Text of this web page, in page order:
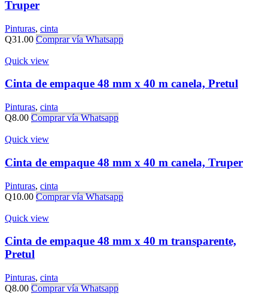
Truper
Pinturas, cinta
Q31.00 Comprar vía Whatsapp
Quick view
Cinta de empaque 48 mm x 40 m canela, Pretul
Pinturas, cinta
Q8.00 Comprar vía Whatsapp
Quick view
Cinta de empaque 48 mm x 40 m canela, Truper
Pinturas, cinta
Q10.00 Comprar vía Whatsapp
Quick view
Cinta de empaque 48 mm x 40 m transparente,
Pretul
Pinturas, cinta
Q8.00 Comprar vía Whatsapp